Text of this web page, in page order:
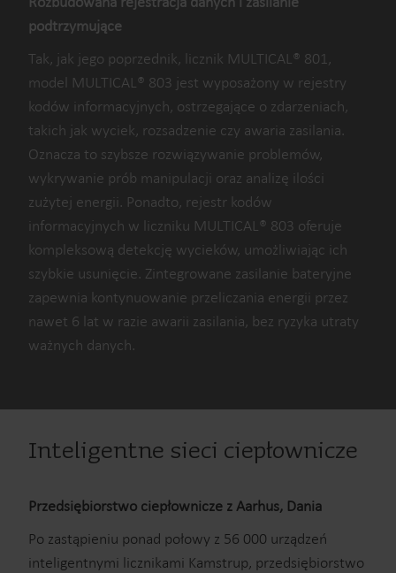
Rozbudowana rejestracja danych i zasilanie podtrzymujące
podtrzymujące
Tak, jak jego poprzednik, licznik MULTICAL® 801,
model MULTICAL® 803 jest wyposażony w rejestry
kodów informacyjnych, ostrzegające o zdarzeniach,
takich jak wyciek, rozsadzenie czy awaria zasilania.
Oznacza to szybsze rozwiązywanie problemów,
wykrywanie prób manipulacji oraz analizę ilości
zużytej energii. Ponadto, rejestr kodów
informacyjnych w liczniku MULTICAL® 803 oferuje
kompleksową detekcję wycieków, umożliwiając ich
szybkie usunięcie. Zintegrowane zasilanie bateryjne
zapewnia kontynuowanie przeliczania energii przez
nawet 6 lat w razie awarii zasilania, bez ryzyka utraty
ważnych danych.
Inteligentne sieci ciepłownicze
Przedsiębiorstwo ciepłownicze z Aarhus, Dania
Po zastąpieniu ponad połowy z 56 000 urządzeń
inteligentnymi licznikami Kamstrup, przedsiębiorstwo